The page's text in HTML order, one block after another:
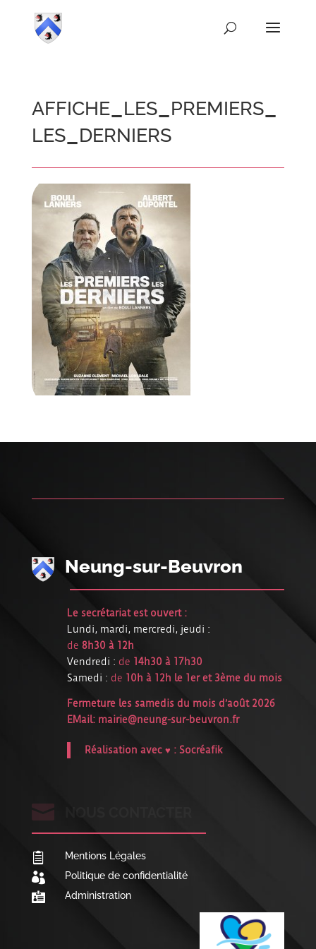
affiche_les_premiers_
les_derniers
Neung-sur-Beuvron
Le secrétariat est ouvert :
Lundi, mardi, mercredi, jeudi :
de 8h30 à 12h
Vendredi : de 14h30 à 17h30
Samedi : de 10h à 12h le 1er et 3ème du mois
Fermeture les samedis du mois d’août 2026
EMail: mairie@neung-sur-beuvron.fr
Réalisation avec ♥ : Socréafik

 Mentions Légales
 Politique de confidentialité
 Administration